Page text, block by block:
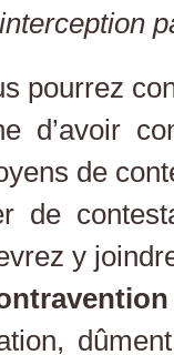
interception
pourrez
d’avoir
de
de
y